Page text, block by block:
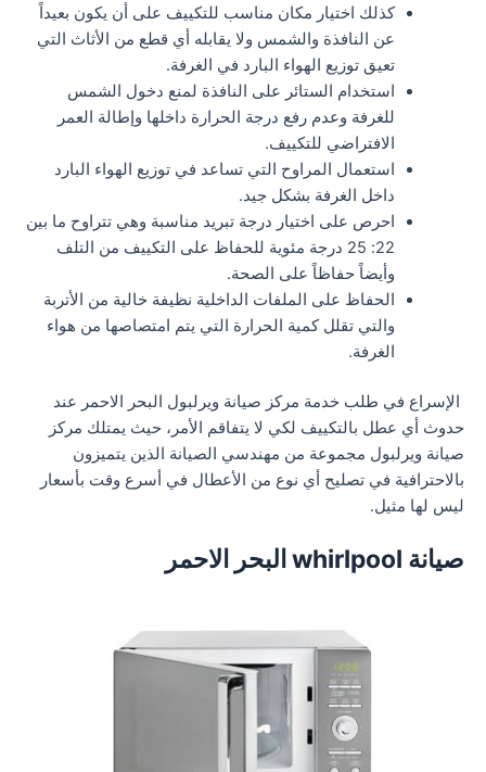
كذلك اختيار مكان مناسب للتكييف على أن يكون بعيداً
عن النافذة والشمس ولا يقابله أي قطع من الأثاث التي
تعيق توزيع الهواء البارد في الغرفة.
استخدام الستائر على النافذة لمنع دخول الشمس
للغرفة وعدم رفع درجة الحرارة داخلها وإطالة العمر
الافتراضي للتكييف.
استعمال المراوح التي تساعد في توزيع الهواء البارد
داخل الغرفة بشكل جيد.
احرص على اختيار درجة تبريد مناسبة وهي تتراوح ما بين
22: 25 درجة مئوية للحفاظ على التكييف من التلف
وأيضاً حفاظاً على الصحة.
الحفاظ على الملفات الداخلية نظيفة خالية من الأتربة
والتي تقلل كمية الحرارة التي يتم امتصاصها من هواء
الغرفة.
الإسراع في طلب خدمة مركز صيانة ويرلبول البحر الاحمر عند
حدوث أي عطل بالتكييف لكي لا يتفاقم الأمر، حيث يمتلك مركز
صيانة ويرلبول مجموعة من مهندسي الصيانة الذين يتميزون
بالاحترافية في تصليح أي نوع من الأعطال في أسرع وقت بأسعار
ليس لها مثيل.
صيانة whirlpool البحر الاحمر